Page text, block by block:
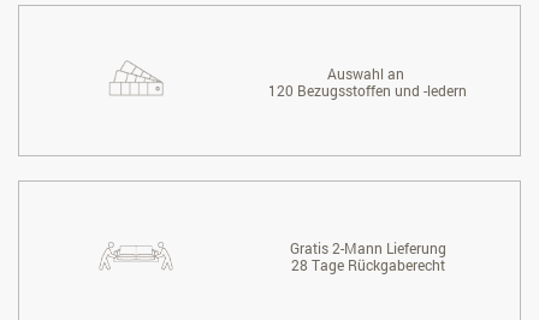
Auswahl an
120 Bezugsstoffen und -ledern
Gratis 2-Mann Lieferung
28 Tage Rückgaberecht